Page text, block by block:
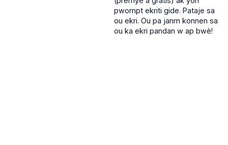
pwompt ekriti gide. Pataje sa
ou ekri. Ou pa janm konnen sa
ou ka ekri pandan w ap bwè!